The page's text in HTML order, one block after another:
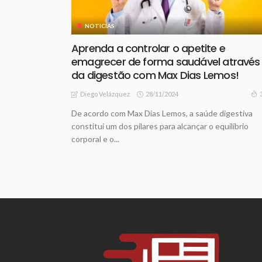
NOTICIAS
Aprenda a controlar o apetite e
emagrecer de forma saudável através
da digestão com Max Dias Lemos!
Diego Velázquez 28/11/2024
De acordo com Max Dias Lemos, a saúde digestiva
constitui um dos pilares para alcançar o equilíbrio
corporal e o...